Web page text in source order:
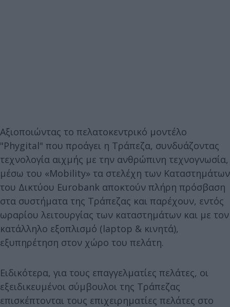
Αξιοποιώντας το πελατοκεντρικό μοντέλο
"Phygital" που προάγει η Τράπεζα, συνδυάζοντας
τεχνολογία αιχμής με την ανθρώπινη τεχνογνωσία,
μέσω του «Mobility» τα στελέχη των Καταστημάτων
του Δικτύου Eurobank αποκτούν πλήρη πρόσβαση
στα συστήματα της Τράπεζας και παρέχουν, εντός
ωραρίου λειτουργίας των καταστημάτων και με τον
κατάλληλο εξοπλισμό (laptop & κινητά),
εξυπηρέτηση στον χώρο του πελάτη.
Ειδικότερα, για τους επαγγελματίες πελάτες, οι
εξειδικευμένοι σύμβουλοι της Τράπεζας
επισκέπτονται τους επιχειρηματίες πελάτες στο